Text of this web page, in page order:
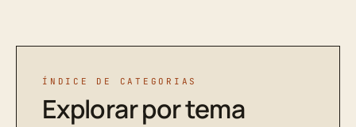
ÍNDICE DE CATEGORIAS
Explorar por tema